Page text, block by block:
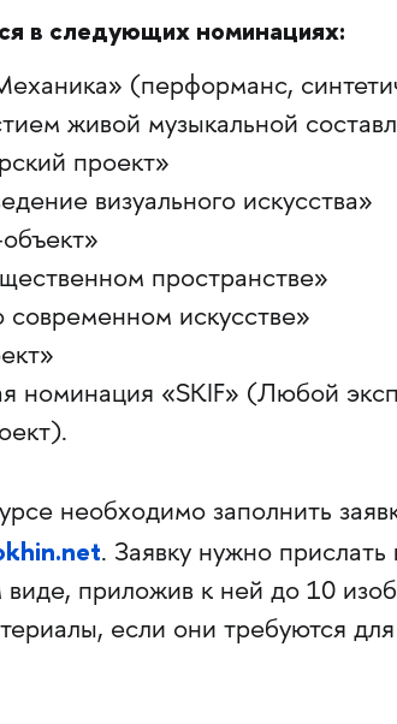
в следующих номинациях:
(перформанс,
живой музыкальной
проект»
визуального искусства»
пространстве»
современном искусстве»
номинация «SKIF» (Любой
необходимо заполнить
. Заявку нужно
виде, приложив к ней до 10
если они требуются